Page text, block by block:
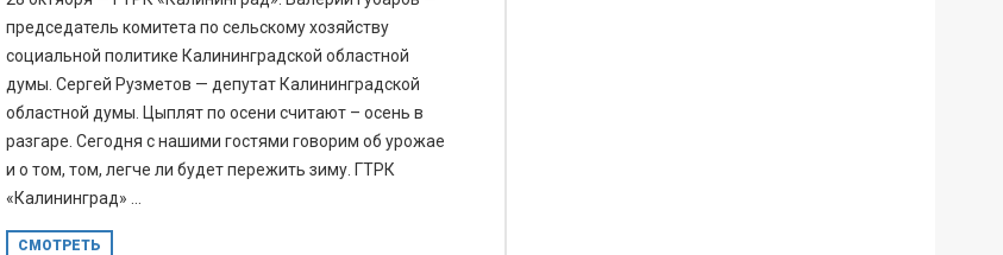
председатель комитета по сельскому хозяйству
социальной политике Калининградской областной
думы. Сергей Рузметов — депутат Калининградской
областной думы. Цыплят по осени считают – осень в
разгаре. Сегодня с нашими гостями говорим об урожае
и о том, том, легче ли будет пережить зиму. ГТРК
«Калининград» ...
СМОТРЕТЬ